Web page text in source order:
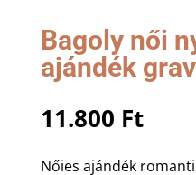
Bagoly női
ajándék
11.800 Ft
Nőies ajándék